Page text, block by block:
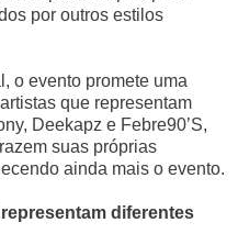
por outros estilos
o evento promete uma
que representam
Deekapz e Febre90’S,
suas próprias
ainda mais o evento.
representam diferentes